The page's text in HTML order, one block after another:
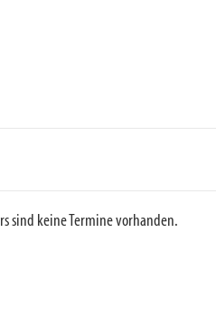
sind keine Termine vorhanden.